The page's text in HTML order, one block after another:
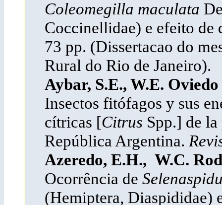
Coleomegilla maculata
Coccinellidae) e efeito de
73 pp. (Dissertacao do
Rural do Rio de Janeiro).
Aybar, S.E., W.E.
Insectos fitófagos y sus
cítricas [Citrus Spp.] de
República Argentina.
Azeredo, E.H., W.C.
Ocorrência de
(Hemiptera, Diaspididae)